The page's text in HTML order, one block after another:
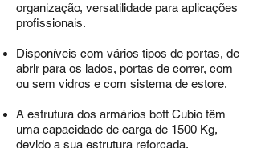
organização, versatilidade para aplicações
profissionais.
Disponíveis com vários tipos de portas, de
abrir para os lados, portas de correr, com
ou sem vidros e com sistema de estore.
A estrutura dos armários bott Cubio têm
uma capacidade de carga de 1500 Kg,
devido a sua estrutura reforçada.